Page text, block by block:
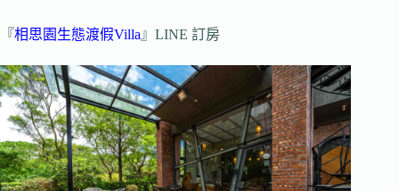
『相思園生態渡假Villa 』LINE 訂房